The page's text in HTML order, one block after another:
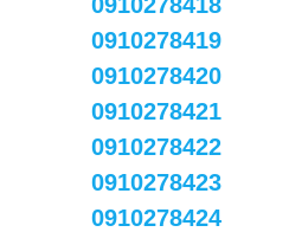
0910278419
0910278420
0910278421
0910278422
0910278423
0910278424